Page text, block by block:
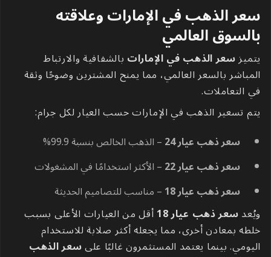
سعر الذهب في الإمارات وعلاقته
بالسوق العالمي
يتميزسعر الذهب في الإمارات بالشفافية والارتباط
المباشر بالسعر العالمي، مما يمنح المشترين وضوحًا وثقة
في التعاملات.
يتم تسعير الذهب في الإمارات حسب العيار لكل جرام:
سعر ذهب عيار 24
– الذهب الخالص بنسبة 99.9%
سعر ذهب عيار 22
– الأكثر استخدامًا في المشغولات
سعر ذهب عيار 18
– مناسب للتصاميم الحديثة
ويُعدسعر ذهب عيار 18 أقل من العيارات الأعلى بسبب
خلطه بمعادن أخرى، مما يجعله أكثر صلابة للاستخدام
اليومي. بينما يعتمد المستثمرون غالبًا علىسعر الذهب